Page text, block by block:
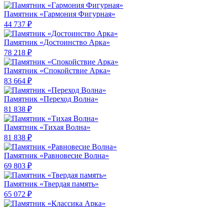
Памятник «Гармония Фигурная»
44 737 ₽
Памятник «Достоинство Арка»
78 218 ₽
Памятник «Спокойствие Арка»
83 664 ₽
Памятник «Переход Волна»
81 838 ₽
Памятник «Тихая Волна»
81 838 ₽
Памятник «Равновесие Волна»
69 803 ₽
Памятник «Твердая память»
65 072 ₽